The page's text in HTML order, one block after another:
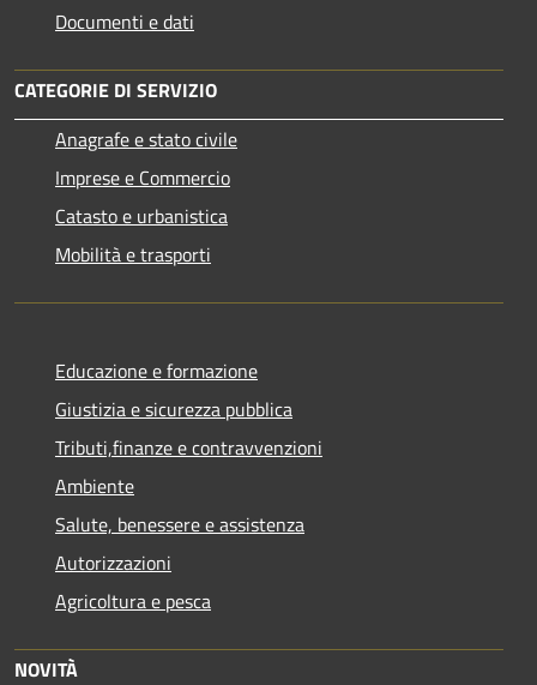
Documenti e dati
CATEGORIE DI SERVIZIO
Anagrafe e stato civile
Imprese e Commercio
Catasto e urbanistica
Mobilità e trasporti
Educazione e formazione
Giustizia e sicurezza pubblica
Tributi,finanze e contravvenzioni
Ambiente
Salute, benessere e assistenza
Autorizzazioni
Agricoltura e pesca
NOVITÀ